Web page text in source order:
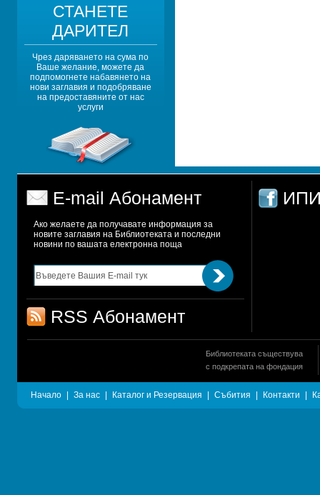
СТАНЕТЕ
ДАРИТЕЛ
Чрез даряването на сума по
Ваше желание, можете да
подпомогнете набавянето на
нови заглавия и подобряване
на предоставяните от нас
услуги
E-mail Абонамент
Ако желаете да получавате информация за
новите заглавия на Библиотеката и последни
новини по вашата електронна поща
RSS Абонамент
ИПИ
Библиотеката съществува
с подкрепата на фондация
Начало За нас Каталог и Резервация Събития Контакти